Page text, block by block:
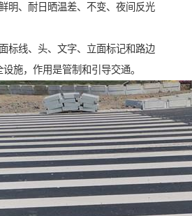
明、耐日晒温差、不变、夜间反光
标线、头、文字、立面标记和路边
施，作用是管制和引导交通。